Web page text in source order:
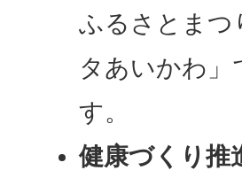
ふるさとまつ
タあいかわ」
す。
健康づくり推